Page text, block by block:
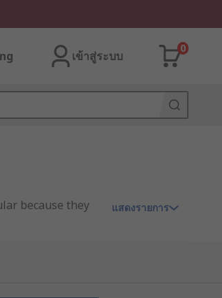
เข้าสู่ระบบ
0
because they
area of an array
แสดงรายการ